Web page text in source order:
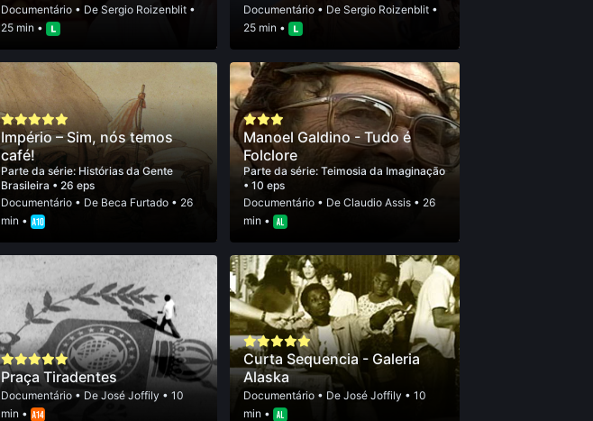
Documentário • DeSergio Roizenblit •
25 min •
Documentário • DeSergio Roizenblit •
25 min •
Império – Sim, nós temos
café!
Parte da série: Histórias da Gente
Brasileira • 26 eps
Documentário • De Beca Furtado • 26
min •
Manoel Galdino - Tudo é
Folclore
Parte da série:Teimosia da Imaginação
• 10 eps
Documentário • DeClaudio Assis • 26
min •
Praça Tiradentes
Documentário • DeJosé Joffily • 10
min •
Curta Sequencia - Galeria
Alaska
Documentário • DeJosé Joffily • 10
min •